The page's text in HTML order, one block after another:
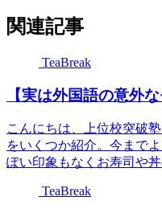
関連記事
TeaBreak
【実は外国語の意外な
こんにちは、上位校突破
をいくつか紹介。今まで
ぽい印象もなくお寿司や
TeaBreak